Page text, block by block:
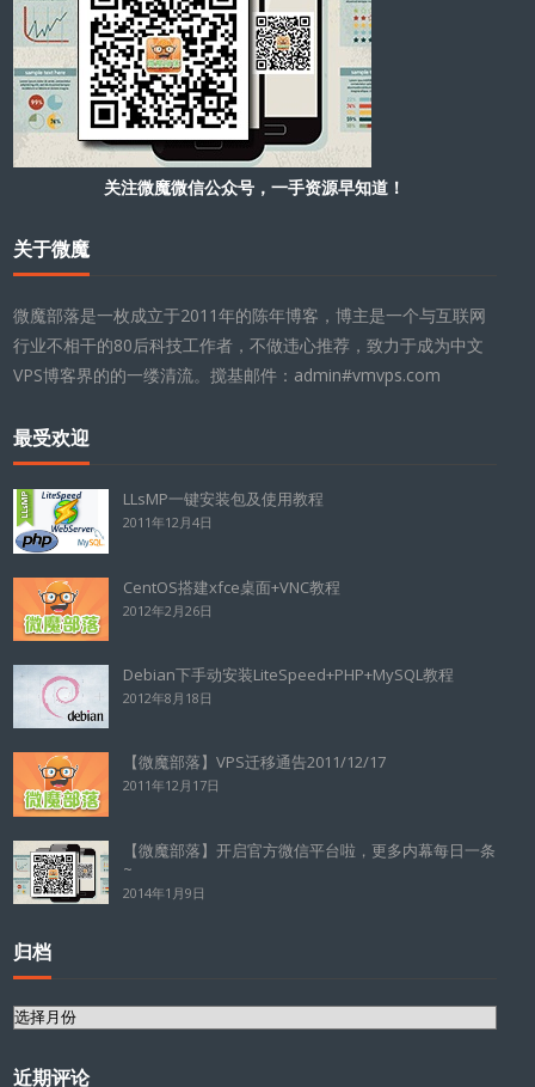
关注微魔微信公众号，一手资源早知道！
关于微魔
微魔部落是一枚成立于2011年的陈年博客，博主是一个与互联网
行业不相干的80后科技工作者，不做违心推荐，致力于成为中文
VPS博客界的的一缕清流。搅基邮件：admin#vmvps.com
最受欢迎
LLsMP一键安装包及使用教程
2011年12月4日
CentOS搭建xfce桌面+VNC教程
2012年2月26日
Debian下手动安装LiteSpeed+PHP+MySQL教程
2012年8月18日
【微魔部落】VPS迁移通告2011/12/17
2011年12月17日
【微魔部落】开启官方微信平台啦，更多内幕每日一条
~
2014年1月9日
归档
归
近期评论